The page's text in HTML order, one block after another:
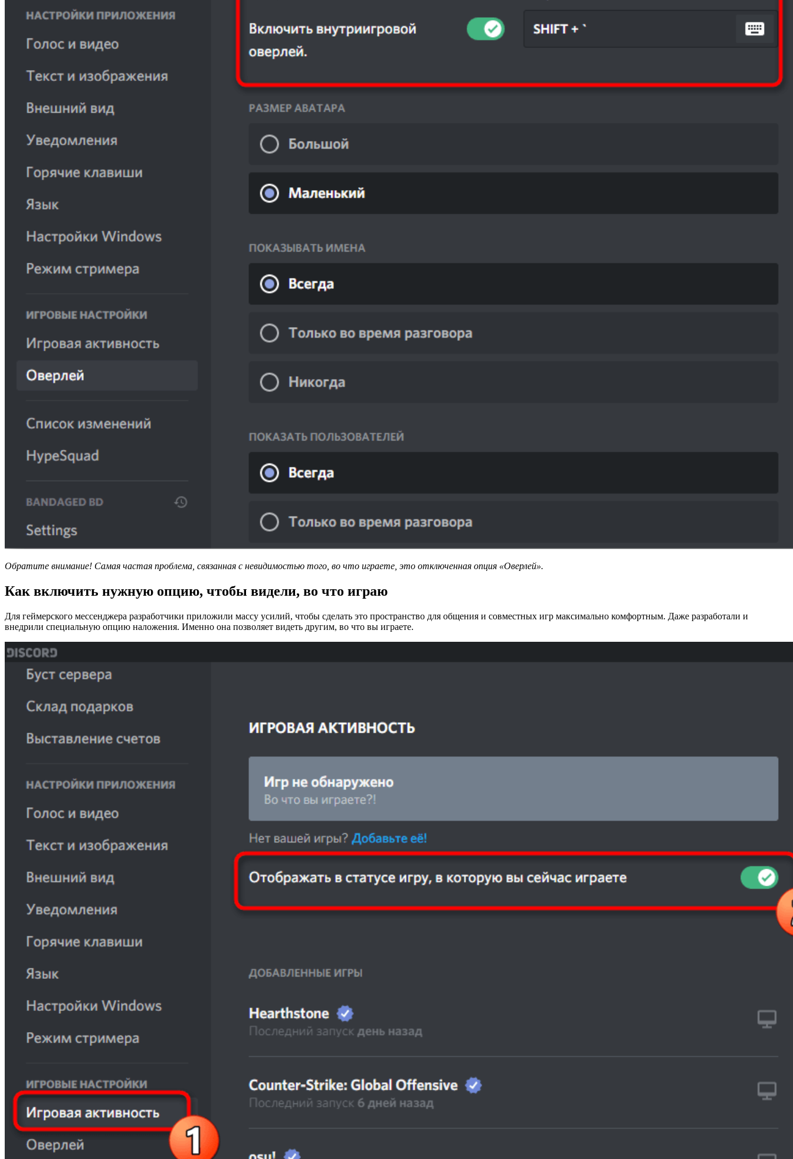
Обратите внимание! Самая частая проблема, связанная с невидимостью того, во что играете, это отключенная опция «Оверлей».
Как включить нужную опцию, чтобы видели, во что играю
Для геймерского мессенджера разработчики приложили массу усилий, чтобы сделать это пространство для общения и совместных игр максимально комфортным. Даже разработали и
внедрили специальную опцию наложения. Именно она позволяет видеть другим, во что вы играете.